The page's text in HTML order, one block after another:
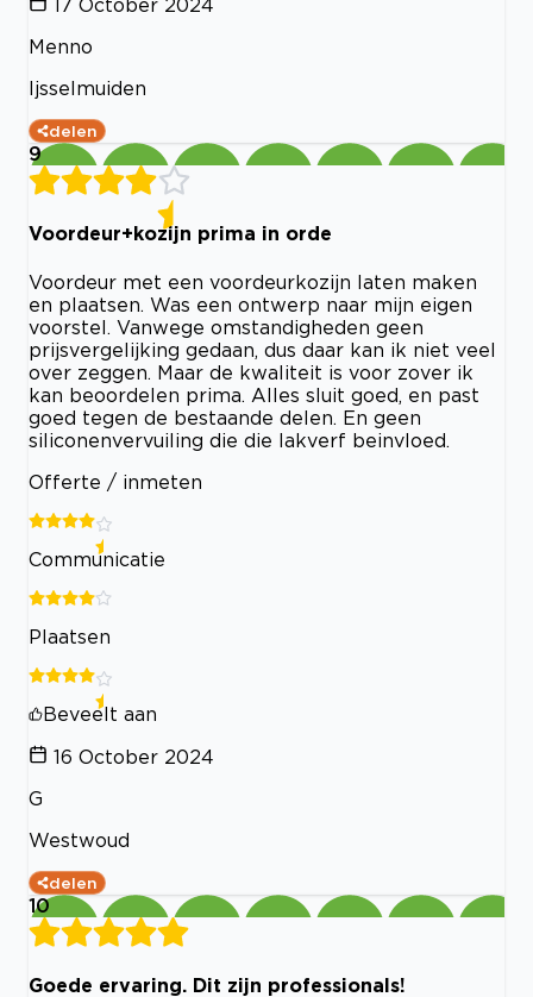
17 October 2024
Menno
Ijsselmuiden
delen
9
Voordeur+kozijn prima in orde
Voordeur met een voordeurkozijn laten maken
en plaatsen. Was een ontwerp naar mijn eigen
voorstel. Vanwege omstandigheden geen
prijsvergelijking gedaan, dus daar kan ik niet veel
over zeggen. Maar de kwaliteit is voor zover ik
kan beoordelen prima. Alles sluit goed, en past
goed tegen de bestaande delen. En geen
siliconenvervuiling die die lakverf beinvloed.
Offerte / inmeten
Communicatie
Plaatsen
Beveelt aan
16 October 2024
G
Westwoud
delen
10
Goede ervaring. Dit zijn professionals!